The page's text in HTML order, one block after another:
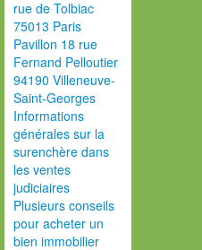
rue de Tolbiac
75013 Paris
Pavillon 18 rue
Fernand Pelloutier
94190 Villeneuve-
Saint-Georges
Informations
générales sur la
surenchère dans
les ventes
judiciaires
Plusieurs conseils
pour acheter un
bien immobilier